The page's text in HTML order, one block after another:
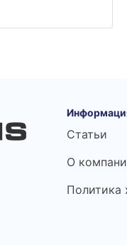
Статьи
О
Политика